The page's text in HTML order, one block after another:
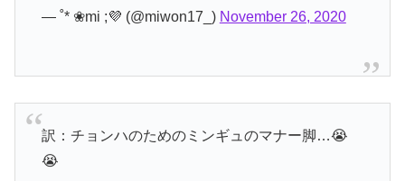
— ˚* ❀mi ;💜 (@miwon17_) November 26, 2020
訳：チョンハのためのミンギュのマナー脚…😭
😭